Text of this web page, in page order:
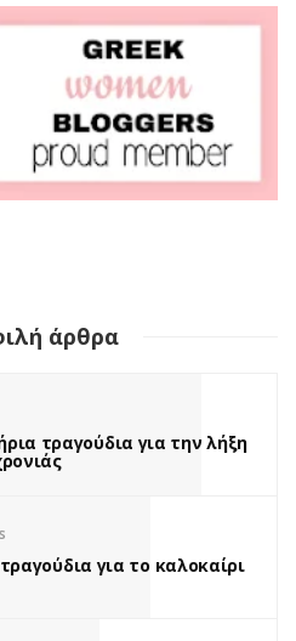
άρθρα
τραγούδια για την λήξη
για το καλοκαίρι